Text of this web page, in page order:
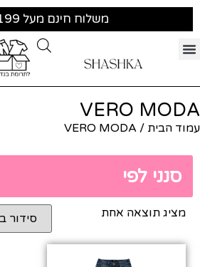
משלוח חינם מעל 199 ש״ח
VERO MODA
עמוד הבית / VERO MODA
סנני לפי
מציג תוצאה אחת